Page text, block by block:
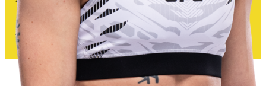
80
Tasa victoria